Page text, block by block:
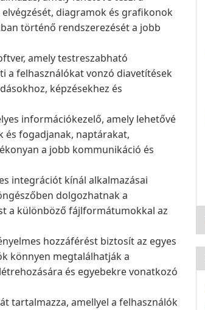
diagramok és grafikonok
történő rendszerezését a jobb
amely testreszabható
a felhasználókat vonzó diavetítések
képzésekhez és
információkezelő, amely lehetővé
és fogadjanak, naptárakat,
a jobb kommunikáció és
integrációt kínál alkalmazásai
dolgozhatnak a
a különböző fájlformátumokkal az
hozzáférést biztosít az egyes
könnyen megtalálhatják a
és egyebekre vonatkozó
tartalmazza, amellyel a felhasználók